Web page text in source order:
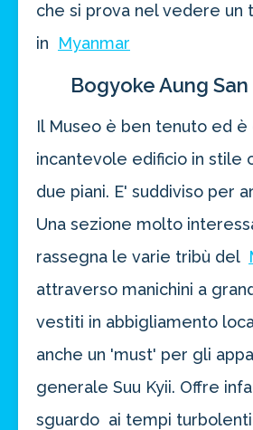
che si prova nel vedere un
in
Myanmar
Bogyoke Aung
Il Museo è ben tenuto ed è
incantevole edificio in stile
due piani. E' suddiviso per
Una sezione molto
rassegna le varie tribù del
attraverso manichini a
vestiti in abbigliamento
anche un 'must' per gli
generale Suu Kyii. Offre
sguardo ai tempi turbolenti